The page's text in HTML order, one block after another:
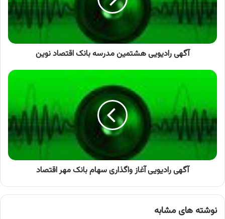
اقتصاد
نوین
آگهی رادیویی هشتمین مدرسه بانک اقتصاد نوین
آگهی
واگذاری
سهام
بانک
مهر
اقتصاد
آگهی رادیویی آغاز واگذاری سهام بانک مهر اقتصاد
نوشته های مشابه